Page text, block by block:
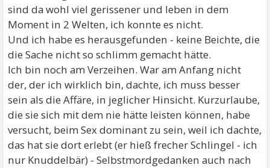
sind da wohl viel gerissener und leben in dem
Moment in 2 Welten, ich konnte es nicht.
Und ich habe es herausgefunden - keine Beichte, die
die Sache nicht so schlimm gemacht hätte.
Ich bin noch am Verzeihen. War am Anfang nicht
der, der ich wirklich bin, dachte, ich muss besser
sein als die Affäre, in jeglicher Hinsicht. Kurzurlaube,
die sie sich mit dem nie hätte leisten können, habe
versucht, beim Sex dominant zu sein, weil ich dachte,
das hat sie dort erlebt (er hieß frecher Schlingel - ich
nur Knuddelbär) - Selbstmordgedanken auch nach